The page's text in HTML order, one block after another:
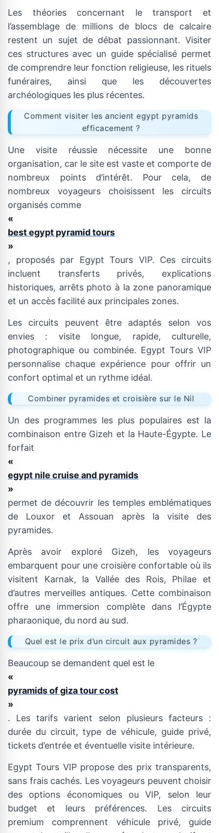
Les théories concernant le transport et
l’assemblage de millions de blocs de calcaire
restent un sujet de débat passionnant. Visiter
ces structures avec un guide spécialisé permet
de comprendre leur fonction religieuse, les rituels
funéraires, ainsi que les découvertes
archéologiques les plus récentes.
Comment visiter les ancient egypt pyramids
efficacement ?
Une visite réussie nécessite une bonne
organisation, car le site est vaste et comporte de
nombreux points d’intérêt. Pour cela, de
nombreux voyageurs choisissent les circuits
organisés comme
«
best egypt pyramid tours
»
, proposés par Egypt Tours VIP. Ces circuits
incluent transferts privés, explications
historiques, arrêts photo à la zone panoramique
et un accès facilité aux principales zones.
Les circuits peuvent être adaptés selon vos
envies : visite longue, rapide, culturelle,
photographique ou combinée. Egypt Tours VIP
personnalise chaque expérience pour offrir un
confort optimal et un rythme idéal.
Combiner pyramides et croisière sur le Nil
Un des programmes les plus populaires est la
combinaison entre Gizeh et la Haute-Égypte. Le
forfait
«
egypt nile cruise and pyramids
»
permet de découvrir les temples emblématiques
de Louxor et Assouan après la visite des
pyramides.
Après avoir exploré Gizeh, les voyageurs
embarquent pour une croisière confortable où ils
visitent Karnak, la Vallée des Rois, Philae et
d’autres merveilles antiques. Cette combinaison
offre une immersion complète dans l’Égypte
pharaonique, du nord au sud.
Quel est le prix d’un circuit aux pyramides ?
Beaucoup se demandent quel est le
«
pyramids of giza tour cost
»
. Les tarifs varient selon plusieurs facteurs :
durée du circuit, type de véhicule, guide privé,
tickets d’entrée et éventuelle visite intérieure.
Egypt Tours VIP propose des prix transparents,
sans frais cachés. Les voyageurs peuvent choisir
des options économiques ou VIP, selon leur
budget et leurs préférences. Les circuits
premium comprennent véhicule privé, guide